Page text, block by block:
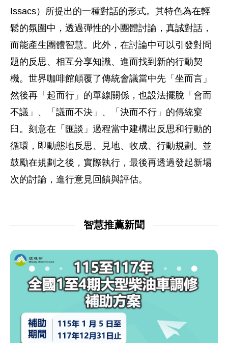
Issacs）所提出的一種對話的形式。其特色為在輕
鬆的氛圍中，透過彈性的小團體討論，真誠對話，
而能產生團體智慧。此外，在討論中可以引發對問
題的反思、相互分享知識、進而找到新的行動契
機。世界咖啡館顛覆了傳統會議當中先「坐而言」
然後再「起而行」的單線關係，也設法擺脫「會而
不議」、「議而不決」、「決而不行」的傳統窠
臼。刻意在「匯談」過程當中建構出反思和行動的
循環，即動態地反思、見地、收成、行動規劃。並
鼓勵在規劃之後，實際執行，最後再透過發起新場
次的討論，進行意見回饋與評估。
智慧推薦新聞